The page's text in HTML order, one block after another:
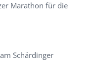
Marathon für die
Schärdinger